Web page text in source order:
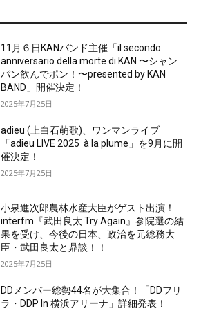
11月６日KANバンド主催「il secondo
anniversario della morte di KAN 〜シャン
パン飲んでポン！〜presented by KAN
BAND」開催決定！
2025年7月25日
adieu (上白石萌歌)、ワンマンライブ
「adieu LIVE 2025 à la plume」を9月に開
催決定！
2025年7月25日
小泉進次郎農林水産大臣がゲスト出演！
interfm『武田良太 Try Again』参院選の結
果を受け、今後の日本、政治を元総務大
臣・武田良太と鼎談！！
2025年7月25日
DDメンバー総勢44名が大集合！「DDフリ
ラ・DDP In 横浜アリーナ」詳細発表！